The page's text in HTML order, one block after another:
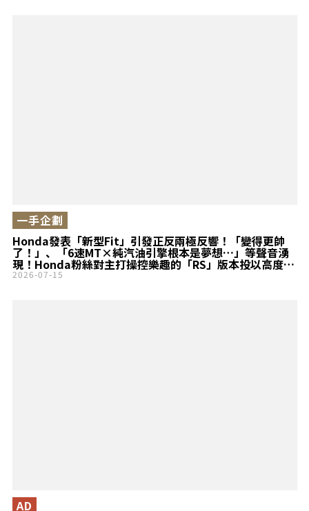
Honda發表「新型Fit」引發正反兩極反響！「變得更帥
了！」、「6速MT×純汽油引擎根本是夢想…」等聲音湧
現！Honda粉絲對主打操控樂趣的「RS」版本投以高度關
注，究竟原因是什麼？
一手企劃
2026-07-15
AD